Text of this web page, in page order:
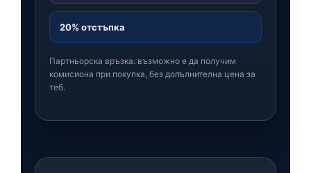
20% отстъпка
Партньорска връзка: възможно е да получим
комисиона при покупка, без допълнителна цена за
теб.